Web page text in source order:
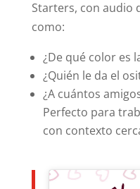
Starters, con audio
como:
¿De qué color es
¿Quién le da el
¿A cuántos
Perfecto para
con contexto